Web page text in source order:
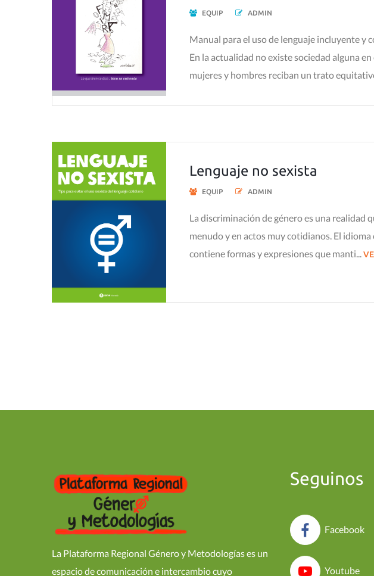
EQUIP ADMIN
Manual para el uso de lenguaje incluyente y
En la actualidad no existe sociedad alguna
mujeres y hombres reciban un trato
Lenguaje no sexista
EQUIP ADMIN
La discriminación de género es una realidad
menudo y en actos muy cotidianos. El
contiene formas y expresiones que manti...
La Plataforma Regional Género y Metodologías es un
espacio de comunicación e intercambio cuyo
Seguinos
Facebook
Youtube